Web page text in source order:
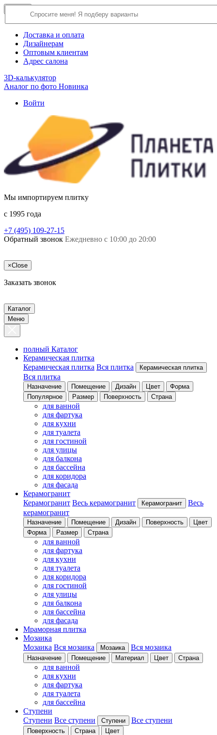
О компании
Доставка и оплата
Дизайнерам
Оптовым клиентам
Адрес салона
3D-калькулятор
Аналог по фото Новинка
Войти
Мы импортируем плитку
c 1995 года
+7 (495) 109-27-15
Обратный звонок Ежедневно с 10:00 до 20:00
×Close
Заказать звонок
Каталог
Меню
полный Каталог
Керамическая плитка
Керамическая плитка Вся плитка Керамическая плитка
Вся плитка
Назначение Помещение Дизайн Цвет
Форма
Популярное
Размер Поверхность Страна
для ванной
для фартука
для кухни
для туалета
для гостиной
для улицы
для балкона
для бассейна
для коридора
для фасада
Керамогранит
Керамогранит Весь керамогранит Керамогранит
Весь
керамогранит
Назначение Помещение Дизайн Поверхность
Цвет
Форма
Размер Страна
для ванной
для фартука
для кухни
для туалета
для коридора
для гостиной
для улицы
для балкона
для бассейна
для фасада
Мраморная плитка
Мозаика
Мозаика Вся мозаика Мозаика Вся мозаика
Назначение Помещение Материал Цвет Страна
для ванной
для кухни
для фартука
для туалета
для бассейна
Ступени
Ступени Все ступени Ступени Все ступени
Поверхность Страна Цвет